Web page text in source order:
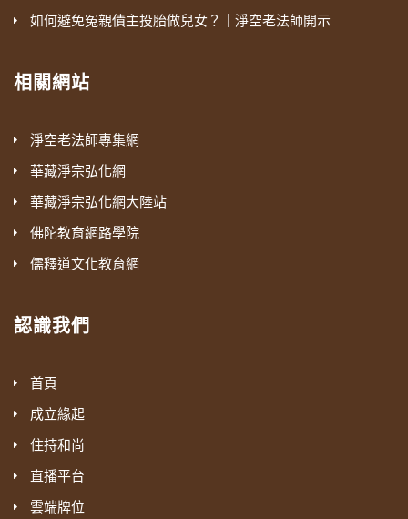
如何避免冤親債主投胎做兒女？｜淨空老法師開示
相關網站
淨空老法師專集網
華藏淨宗弘化網
華藏淨宗弘化網大陸站
佛陀教育網路學院
儒釋道文化教育網
認識我們
首頁
成立緣起
住持和尚
直播平台
雲端牌位